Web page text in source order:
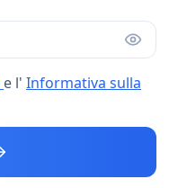
e l' Informativa sulla